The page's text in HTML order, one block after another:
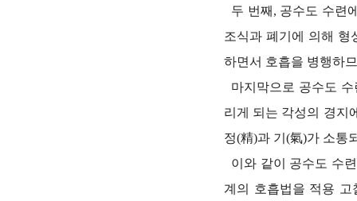
두 번째, 공수도 수련
조식과 폐기에 의해 형
하면서 호흡을 병행하
마지막으로 공수도 수
리게 되는 각성의 경지
정(精)과 기(氣)가 소통
이와 같이 공수도 수
계의 호흡법을 적용 고